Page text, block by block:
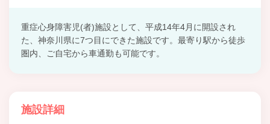
重症心身障害児(者)施設として、平成14年4月に開設され
た、神奈川県に7つ目にできた施設です。最寄り駅から徒歩
圏内、ご自宅から車通勤も可能です。
施設詳細